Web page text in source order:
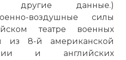
другие данные.)
воздушные силы
театре военных
из 8-й американской
и английских